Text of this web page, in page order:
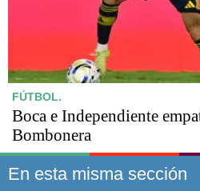
FÚTBOL.
Boca e Independiente
Bombonera
En esta misma sección